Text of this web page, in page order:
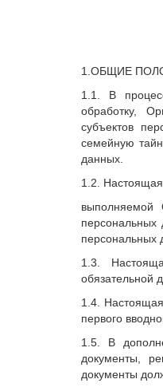
1.ОБЩИЕ
1.1. В
обработку,
субъектов
семейную
данных.
1.2.
выполняемой
персональных
1.3.
обязательной
1.4.
первого
1.5. В
документы,
документы